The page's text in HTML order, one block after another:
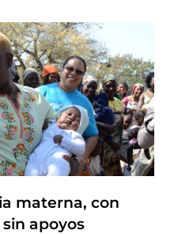
materna, con
apoyos